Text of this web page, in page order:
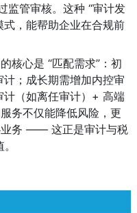
监管审核。这种 “审计发
，能帮助企业在合规前
核心是 “匹配需求”：初
；成长期需增加内控审
（如离任审计）+ 高端
务不仅能降低风险，更
业务 —— 这正是审计与税